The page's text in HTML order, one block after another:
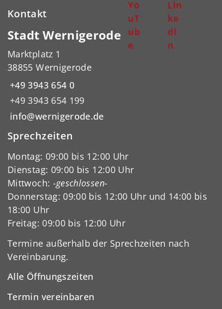
Yo
uT
ub
e
Lin
ke
dI
n
Kontakt
Stadt Wernigerode
Marktplatz 1
38855 Wernigerode
+49 3943 654 0
+49 3943 654 199
info@wernigerode.de
Sprechzeiten
Montag: 09:00 bis 12:00 Uhr
Dienstag: 09:00 bis 12:00 Uhr
Mittwoch: -geschlossen-
Donnerstag: 09:00 bis 12:00 Uhr und 14:00 bis
18:00 Uhr
Freitag: 09:00 bis 12:00 Uhr
Termine außerhalb der Sprechzeiten nach
Vereinbarung.
Alle Öffnungszeiten
Termin vereinbaren